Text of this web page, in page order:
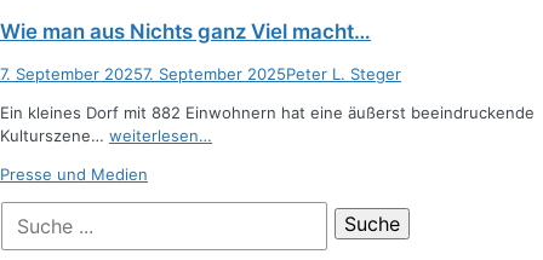
Wie man aus Nichts ganz Viel macht…
Posted
7. September 20257. September 2025Autor
Peter L. Steger
Ein kleines Dorf mit 882 Einwohnern hat eine äußerst beeindruckende
Kulturszene… weiterlesen…
Kategorien
Presse und Medien
nach: